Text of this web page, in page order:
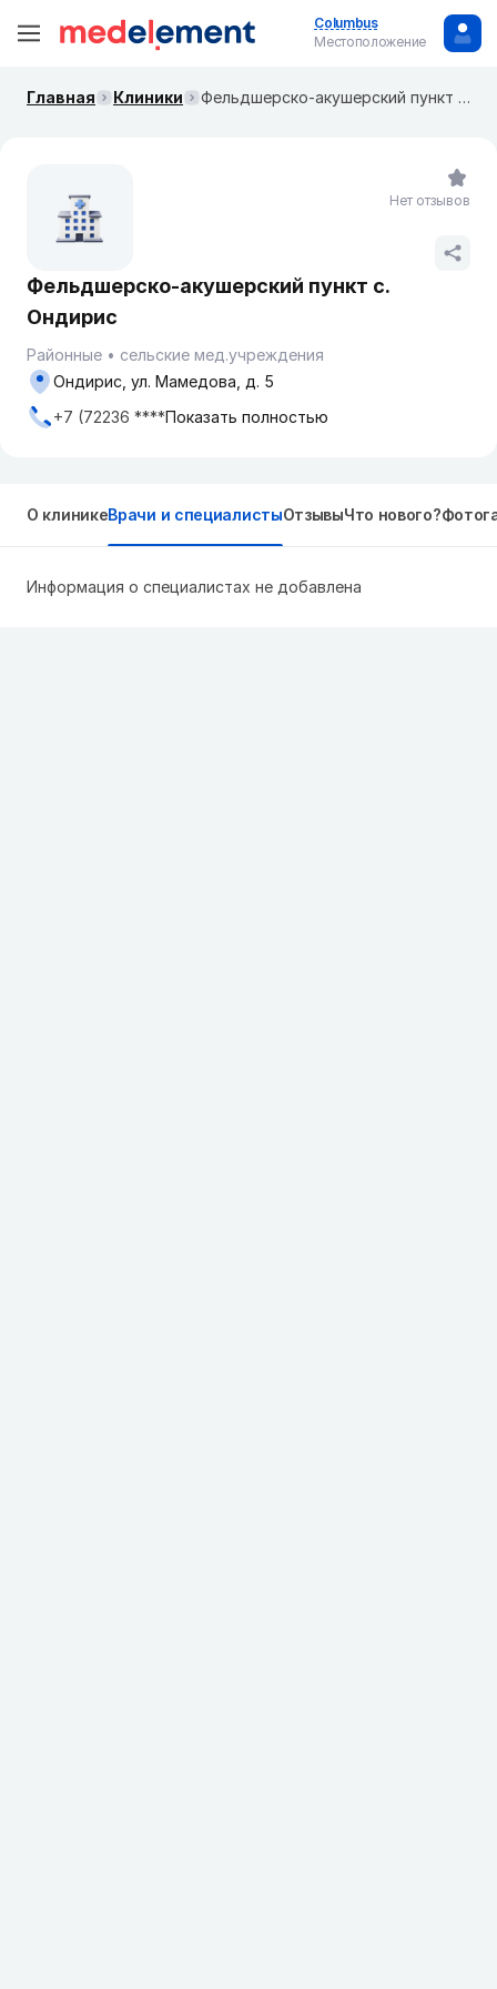
Columbus
Местоположение
Главная Клиники Фельдшерско-акушерский пункт с. Ондирис
Фельдшерско-акушерский пункт с.
Ондирис
Районные
сельские мед.учреждения
Ондирис, ул. Мамедова, д. 5
+7 (72236 ****Показать полностью
Нет отзывов
О клиникеВрачи и специалистыОтзывыЧто нового?
Информация о специалистах не добавлена